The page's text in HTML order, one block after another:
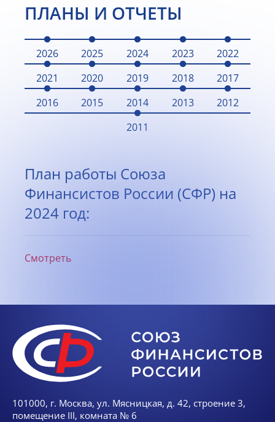
ПЛАНЫ И ОТЧЕТЫ
2026 2025 2024 2023
2022
2021
2020 2019 2018
2017
2016
2015 2014 2013
2012
2011
План работы Союза
Финансистов России (СФР) на
2024 год:
Смотреть
101000, г. Москва, ул. Мясницкая, д. 42, строение 3,
помещение III, комната № 6